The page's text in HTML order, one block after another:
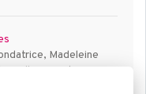
Madeleine
Pellecier, vite
n’avaient pas 30